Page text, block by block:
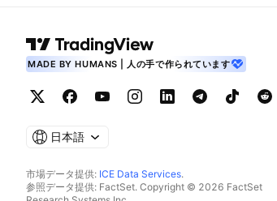
MADE BY HUMANS | 人の手で作られています
日本語
市場データ提供: ICE Data Services.
参照データ提供: FactSet. Copyright © 2026 FactSet